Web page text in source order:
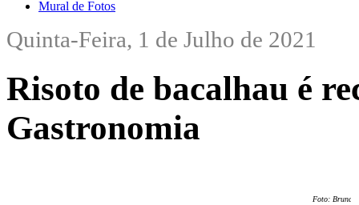
Mural de Fotos
Quinta-Feira, 1 de Julho de 2021
Risoto de bacalhau é
Gastronomia
Foto: Bruna